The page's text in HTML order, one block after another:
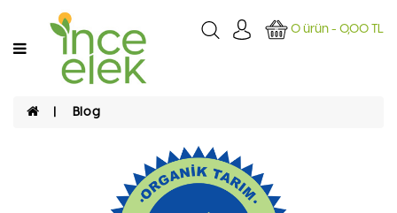
Kategoriler
ANASAYFA
GIDA
0 ürün - 0,00 TL
Blog